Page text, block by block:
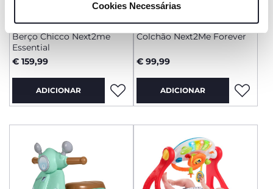
são necessários e essenciais para garantir o
funcionamento desta página.
Cookies Necessárias
Berço Chicco Next2me
Essential
€ 159,99
ADICIONAR
Colchão Next2Me Forever
€ 99,99
ADICIONAR